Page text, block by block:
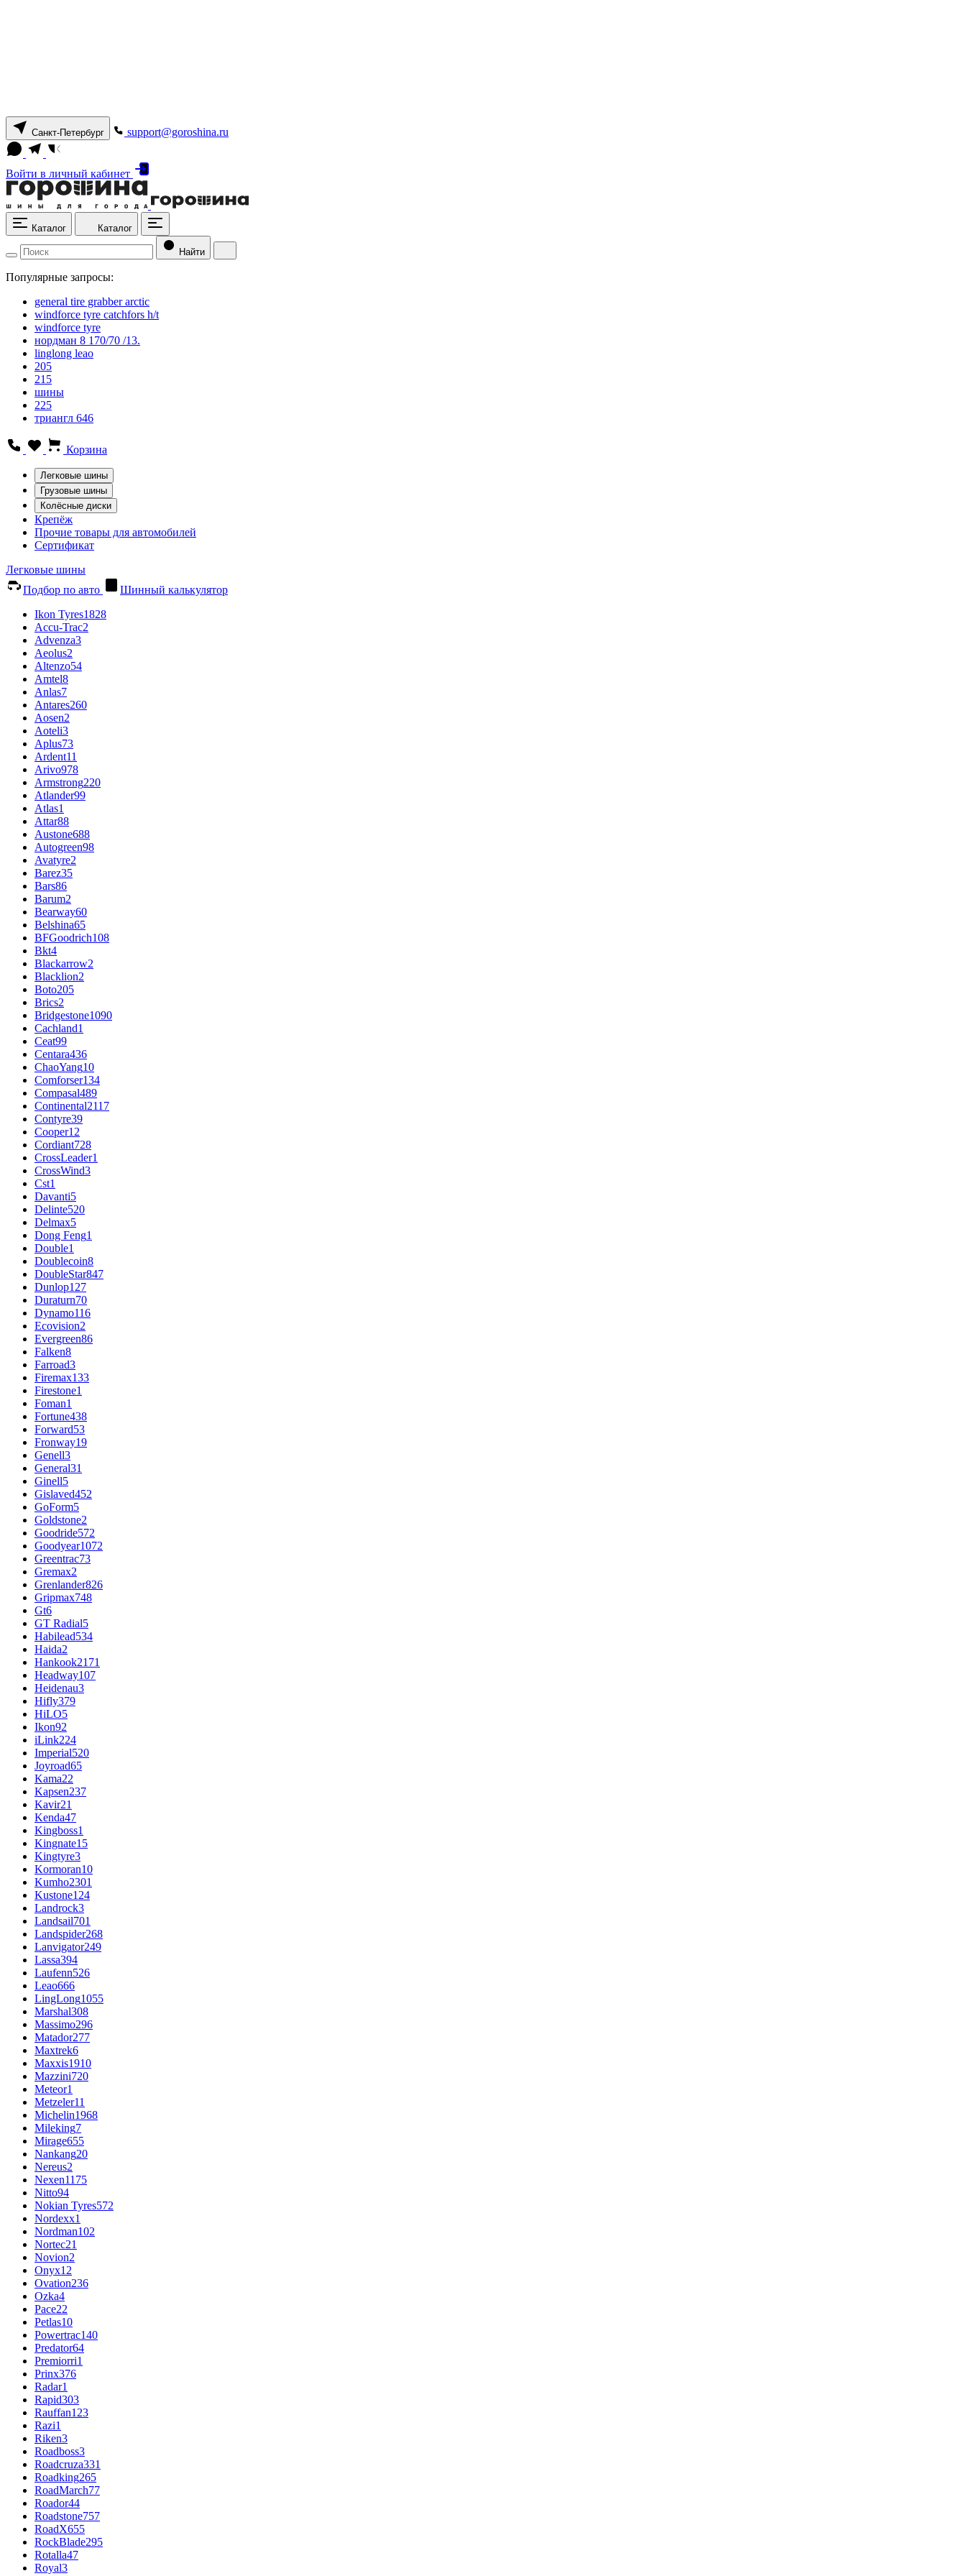
Санкт-Петербург support@goroshina.ru
Войти в личный кабинет
Каталог Каталог
Найти
Популярные запросы:
general tire grabber arctic
windforce tyre catchfors h/t
windforce tyre
нордман 8 170/70 /13.
linglong leao
205
215
шины
225
триангл 646
Корзина
Легковые шины
Грузовые шины
Колёсные диски
Крепёж
Прочие товары для автомобилей
Сертификат
Легковые шины
Подбор по авто
Шинный калькулятор
Ikon Tyres1828
Accu-Trac2
Advenza3
Aeolus2
Altenzo54
Amtel8
Anlas7
Antares260
Aosen2
Aoteli3
Aplus73
Ardent11
Arivo978
Armstrong220
Atlander99
Atlas1
Attar88
Austone688
Autogreen98
Avatyre2
Barez35
Bars86
Barum2
Bearway60
Belshina65
BFGoodrich108
Bkt4
Blackarrow2
Blacklion2
Boto205
Brics2
Bridgestone1090
Cachland1
Ceat99
Centara436
ChaoYang10
Comforser134
Compasal489
Continental2117
Contyre39
Cooper12
Cordiant728
CrossLeader1
CrossWind3
Cst1
Davanti5
Delinte520
Delmax5
Dong Feng1
Double1
Doublecoin8
DoubleStar847
Dunlop127
Duraturn70
Dynamo116
Ecovision2
Evergreen86
Falken8
Farroad3
Firemax133
Firestone1
Foman1
Fortune438
Forward53
Fronway19
Genell3
General31
Ginell5
Gislaved452
GoForm5
Goldstone2
Goodride572
Goodyear1072
Greentrac73
Gremax2
Grenlander826
Gripmax748
Gt6
GT Radial5
Habilead534
Haida2
Hankook2171
Headway107
Heidenau3
Hifly379
HiLO5
Ikon92
iLink224
Imperial520
Joyroad65
Kama22
Kapsen237
Kavir21
Kenda47
Kingboss1
Kingnate15
Kingtyre3
Kormoran10
Kumho2301
Kustone124
Landrock3
Landsail701
Landspider268
Lanvigator249
Lassa394
Laufenn526
Leao666
LingLong1055
Marshal308
Massimo296
Matador277
Maxtrek6
Maxxis1910
Mazzini720
Meteor1
Metzeler11
Michelin1968
Mileking7
Mirage655
Nankang20
Nereus2
Nexen1175
Nitto94
Nokian Tyres572
Nordexx1
Nordman102
Nortec21
Novion2
Onyx12
Ovation236
Ozka4
Pace22
Petlas10
Powertrac140
Predator64
Premiorri1
Prinx376
Radar1
Rapid303
Rauffan123
Razi1
Riken3
Roadboss3
Roadcruza331
Roadking265
RoadMarch77
Roador44
Roadstone757
RoadX655
RockBlade295
Rotalla47
Royal3